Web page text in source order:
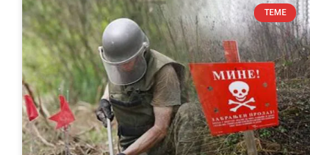
TEME